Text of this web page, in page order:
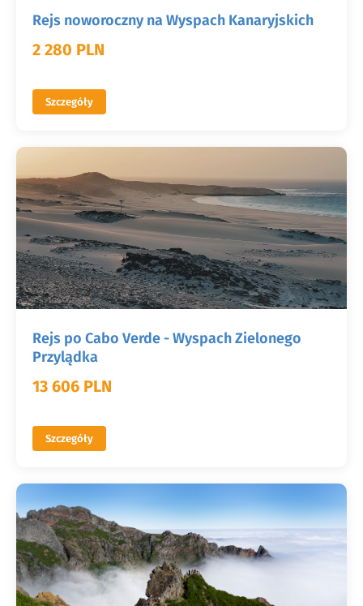
Rejs noworoczny na Wyspach Kanaryjskich
2 280 PLN
Szczegóły
Rejs po Cabo Verde - Wyspach Zielonego
Przylądka
13 606 PLN
Szczegóły